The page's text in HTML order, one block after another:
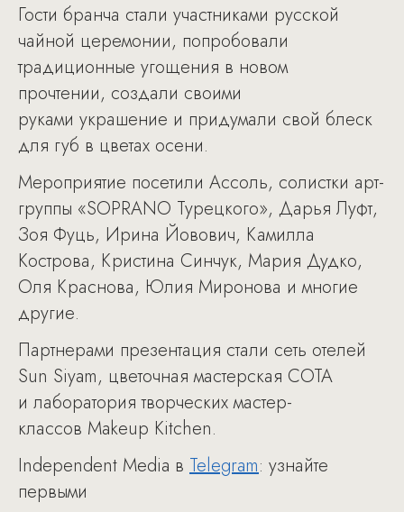
Гости бранча стали участниками русской
чайной церемонии, попробовали
традиционные угощения в новом
прочтении, создали своими
руками украшение и придумали свой блеск
для губ в цветах осени.
Мероприятие посетили Ассоль, солистки арт-
группы «SOPRANO Турецкого», Дарья Луфт,
Зоя Фуць, Ирина Йовович, Камилла
Кострова, Кристина Синчук, Мария Дудко,
Оля Краснова, Юлия Миронова и многие
другие.
Партнерами презентация стали сеть отелей
Sun Siyam, цветочная мастерская СОТА
и лаборатория творческих мастер-
классов Makeup Kitchen.
Independent Media в Telegram: узнайте
первыми